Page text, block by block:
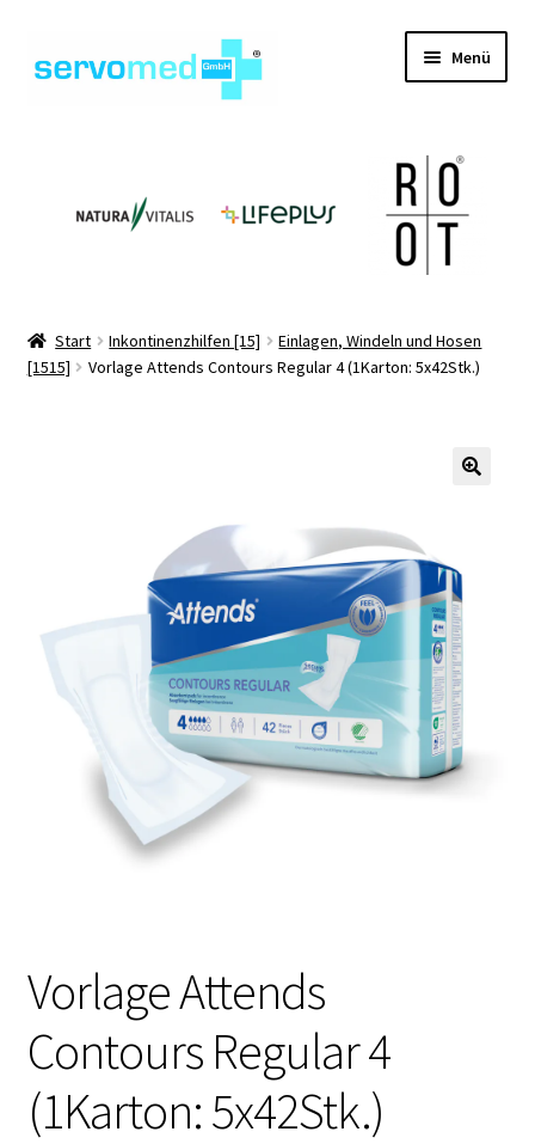
Navigation
Inhalt
Menü
öffnen
Pflegehilfsmittel
öffnen
Start Inkontinenzhilfen [15]
Einlagen, Windeln und Hosen
[1515]
Vorlage Attends Contours Regular 4 (1Karton: 5x42Stk.)
Vorlage Attends
Contours Regular 4
(1Karton: 5x42Stk.)